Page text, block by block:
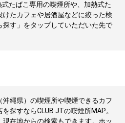
たばこ専用の喫煙所や、加熱式た
たカフェや居酒屋などに絞った検
す」をタップしていただいた先で
縄県）の喫煙所や喫煙できるカフ
探すならCLUB JTの喫煙所MAP。
在地からの検索もできます。ホッ